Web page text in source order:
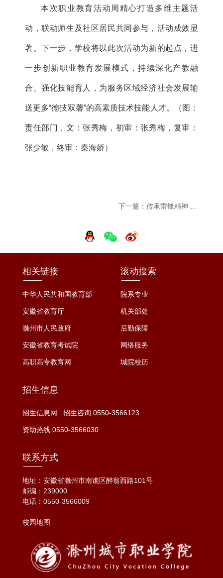
本次职业教育活动周精心打造多维主题活
动，联动师生及社区居民共同参与，活动成效显
著。下一步，学校将以此次活动为新的起点，进
一步创新职业教育发展模式，持续深化产教融
合、强化技能育人，为服务区域经济社会发展输
送更多“德技双馨”的高素质技术技能人才。（图：
责任部门，文：张秀梅，初审：张秀梅，复审：
张少敏，终审：秦海娇）
相关链接
中华人民共和国教育部
安徽省教育厅
滁州市人民政府
安徽省教育考试院
高职高专教育网
滚动搜索
院系专业
机关部处
后勤保障
网络服务
城院校历
招生信息
招生信息网 招生咨询:0550-3566123
资助热线:0550-3566030
联系方式
地址：安徽省滁州市南谯区醉翁西路101号
邮编：239000
电话： 0550-3566009
校园地图